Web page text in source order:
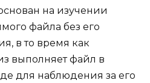
на изучении
файла без его
в то время как
выполняет файл в
для наблюдения за его